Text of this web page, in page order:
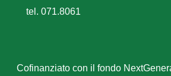
tel. 071.8061
Cofinanziato con il fondo